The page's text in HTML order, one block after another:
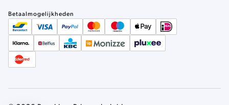
Betaalmogelijkheden